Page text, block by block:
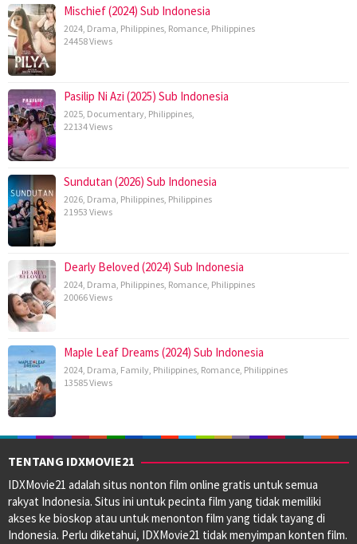
Mischief (2024) Sub Indonesia
2024, Drama, Philippines, Romance, Philippines
24458 Views
Pasilip Ni Azi (2025) Sub Indonesia
2025, Documentary, Philippines,
22134 Views
Sundutan (2026) Sub Indonesia
2026, Drama, Philippines, Philippines
21953 Views
Dearly Beloved (2024) Sub Indonesia
2024, Drama, Philippines, Romance, Philippines
20066 Views
Maple Leaf Dreams (2024) Sub Indonesia
2024, Drama, Family, Philippines, Romance, Philippines
13585 Views
TENTANG IDXMOVIE21
IDXMovie21 adalah situs nonton film online gratis untuk semua
rakyat Indonesia. Situs ini untuk pecinta film yang tidak memiliki
akses ke bioskop atau untuk menonton film yang tidak tayang di
Indonesia. Perlu diketahui, IDXMovie21 tidak menyimpan konten film.